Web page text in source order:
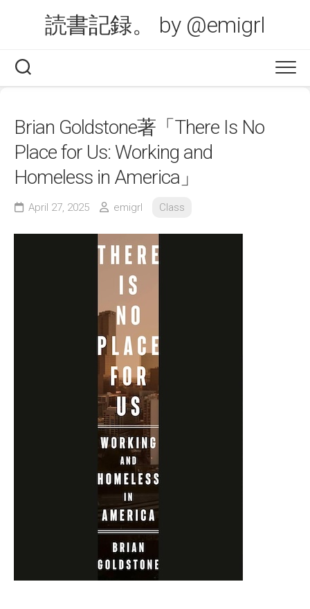
読書記録。 by @emigrl
Brian Goldstone著「There Is No
Place for Us: Working and
Homeless in America」
April 27, 2025 emigrl Class